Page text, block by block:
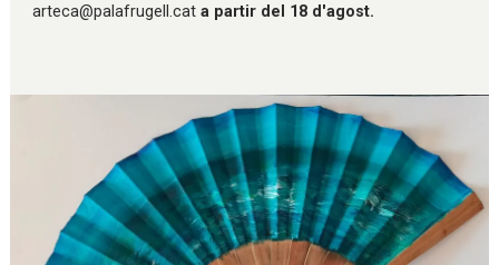
arteca@palafrugell.cat a partir del 18 d'agost.